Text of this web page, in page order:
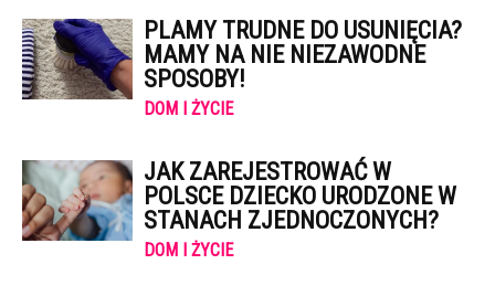
PLAMY TRUDNE DO USUNIĘCIA?
MAMY NA NIE NIEZAWODNE
SPOSOBY!
DOM I ŻYCIE
JAK ZAREJESTROWAĆ W
POLSCE DZIECKO URODZONE W
STANACH ZJEDNOCZONYCH?
DOM I ŻYCIE